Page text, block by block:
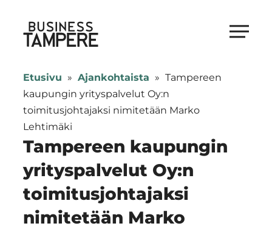
suoraan
sisältöön
Business Tampere
Tampere
supports
talents,
investors
and
entrepreneurs
in
making
smooth
Etusivu » Ajankohtaista » Tampereen
kaupungin yrityspalvelut Oy:n
toimitusjohtajaksi nimitetään Marko
Lehtimäki
Tampereen kaupungin
yrityspalvelut Oy:n
toimitusjohtajaksi
nimitetään Marko